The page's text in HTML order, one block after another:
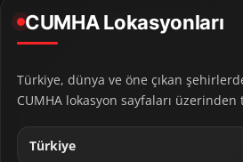
CUMHA Lokasyonları
Türkiye, dünya ve öne çıkan
CUMHA lokasyon sayfaları
Türkiye